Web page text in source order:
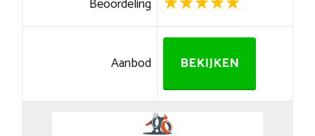
Beoordeling
Aanbod BEKIJKEN